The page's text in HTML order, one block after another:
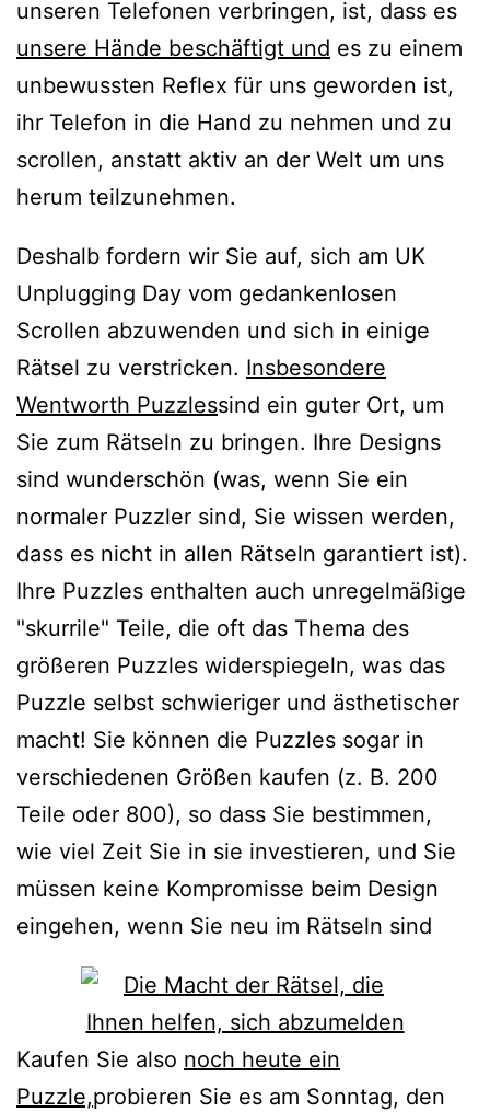
unseren Telefonen verbringen, ist, dass es
unsere Hände beschäftigt und es zu einem
unbewussten Reflex für uns geworden ist,
ihr Telefon in die Hand zu nehmen und zu
scrollen, anstatt aktiv an der Welt um uns
herum teilzunehmen.
Deshalb fordern wir Sie auf, sich am UK
Unplugging Day vom gedankenlosen
Scrollen abzuwenden und sich in einige
Rätsel zu verstricken. Insbesondere
Wentworth Puzzlessind ein guter Ort, um
Sie zum Rätseln zu bringen. Ihre Designs
sind wunderschön (was, wenn Sie ein
normaler Puzzler sind, Sie wissen werden,
dass es nicht in allen Rätseln garantiert ist).
Ihre Puzzles enthalten auch unregelmäßige
"skurrile" Teile, die oft das Thema des
größeren Puzzles widerspiegeln, was das
Puzzle selbst schwieriger und ästhetischer
macht! Sie können die Puzzles sogar in
verschiedenen Größen kaufen (z. B. 200
Teile oder 800), so dass Sie bestimmen,
wie viel Zeit Sie in sie investieren, und Sie
müssen keine Kompromisse beim Design
eingehen, wenn Sie neu im Rätseln sind
Kaufen Sie also noch heute ein
Puzzle,probieren Sie es am Sonntag, den